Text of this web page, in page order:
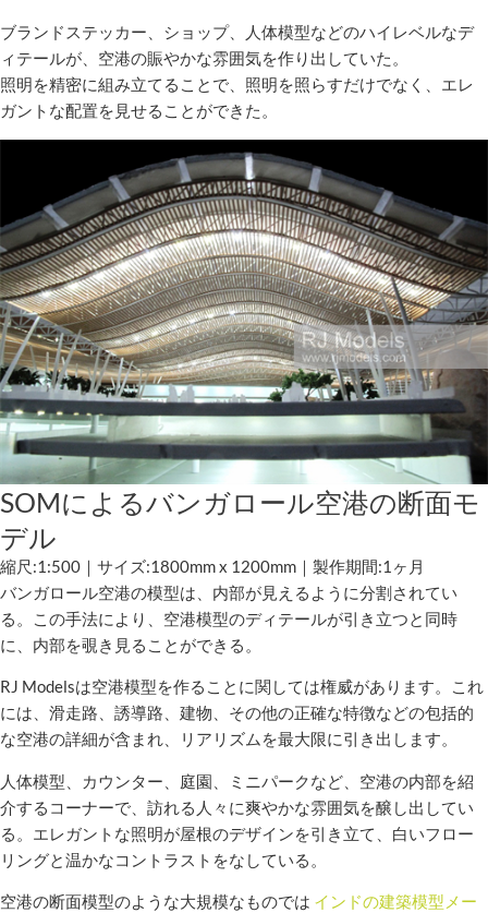
ブランドステッカー、ショップ、人体模型などのハイレベルなデ
ィテールが、空港の賑やかな雰囲気を作り出していた。
照明を精密に組み立てることで、照明を照らすだけでなく、エレ
ガントな配置を見せることができた。
SOMによるバンガロール空港の断面モ
デル
縮尺:1:500｜サイズ:1800mm x 1200mm｜製作期間:1ヶ月
バンガロール空港の模型は、内部が見えるように分割されてい
る。この手法により、空港模型のディテールが引き立つと同時
に、内部を覗き見ることができる。
RJ Modelsは空港模型を作ることに関しては権威があります。これ
には、滑走路、誘導路、建物、その他の正確な特徴などの包括的
な空港の詳細が含まれ、リアリズムを最大限に引き出します。
人体模型、カウンター、庭園、ミニパークなど、空港の内部を紹
介するコーナーで、訪れる人々に爽やかな雰囲気を醸し出してい
る。エレガントな照明が屋根のデザインを引き立て、白いフロー
リングと温かなコントラストをなしている。
空港の断面模型のような大規模なものでは インドの建築模型メー